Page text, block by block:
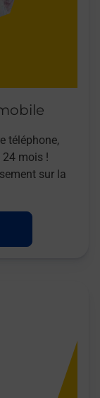
téléphone,
mois !
sur la